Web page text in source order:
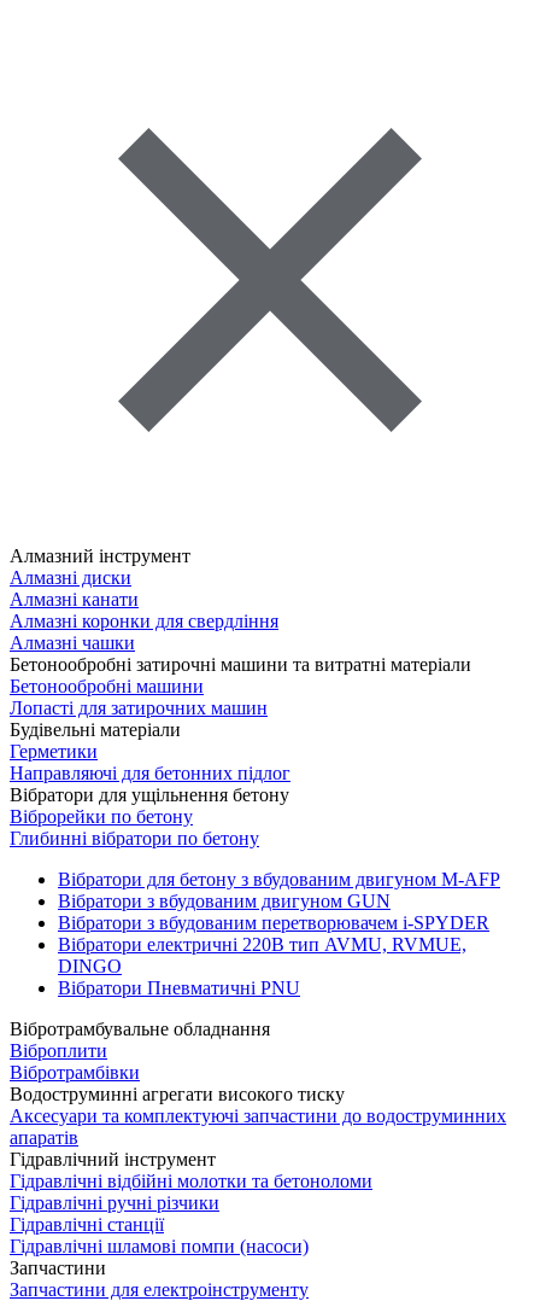
Алмазний інструмент
Алмазні диски
Алмазні канати
Алмазні коронки для свердління
Алмазні чашки
Бетонообробні затирочні машини та витратні матеріали
Бетонообробні машини
Лопасті для затирочних машин
Будівельні матеріали
Герметики
Направляючі для бетонних підлог
Вібратори для ущільнення бетону
Віброрейки по бетону
Глибинні вібратори по бетону
Вібратори для бетону з вбудованим двигуном M-AFP
Вібратори з вбудованим двигуном GUN
Вібратори з вбудованим перетворювачем i-SPYDER
Вібратори електричні 220B тип AVMU, RVMUE,
DINGO
Вібратори Пневматичні PNU
Вібротрамбувальне обладнання
Віброплити
Вібротрамбівки
Водоструминні агрегати високого тиску
Аксесуари та комплектуючі запчастини до водоструминних
апаратів
Гідравлічний інструмент
Гідравлічні відбійні молотки та бетоноломи
Гідравлічні ручні різчики
Гідравлічні станції
Гідравлічні шламові помпи (насоси)
Запчастини
Запчастини для електроінструменту